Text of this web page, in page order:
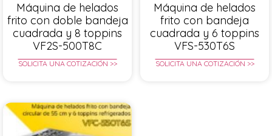
Máquina de helados
frito con doble bandeja
cuadrada y 8 toppins
VF2S-500T8C
SOLICITA UNA COTIZACIÓN >>
Máquina de helados
frito con bandeja
cuadrada y 6 toppins
VFS-530T6S
SOLICITA UNA COTIZACIÓN >>